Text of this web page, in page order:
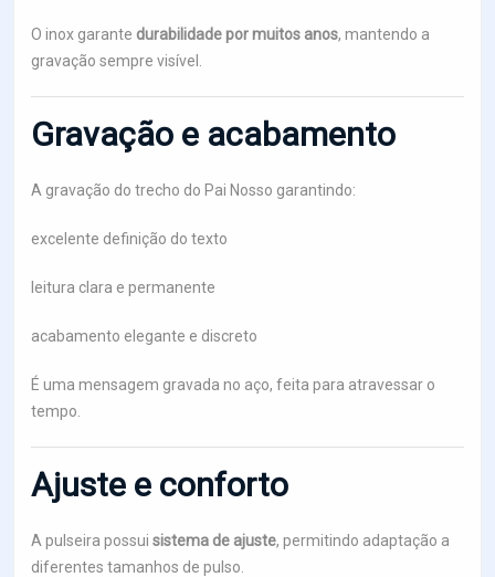
O inox garante durabilidade por muitos anos, mantendo a
gravação sempre visível.
Gravação e acabamento
A gravação do trecho do Pai Nosso garantindo:
excelente definição do texto
leitura clara e permanente
acabamento elegante e discreto
É uma mensagem gravada no aço, feita para atravessar o
tempo.
Ajuste e conforto
A pulseira possui sistema de ajuste, permitindo adaptação a
diferentes tamanhos de pulso.